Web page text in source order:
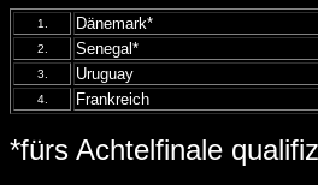
1. Dänemark*
2.
Senegal*
3.
Uruguay
4.
Frankreich
*fürs